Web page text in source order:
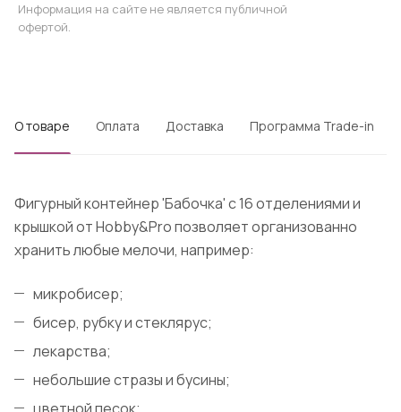
Информация на сайте не является публичной
офертой.
О товаре Оплата Доставка Программа Trade-in
Фигурный контейнер 'Бабочка' с 16 отделениями и
крышкой от Hobby&Pro позволяет организованно
хранить любые мелочи, например:
микробисер;
бисер, рубку и стеклярус;
лекарства;
небольшие стразы и бусины;